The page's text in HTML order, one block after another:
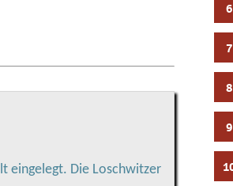
6
7
8
9
eingelegt. Die Loschwitzer